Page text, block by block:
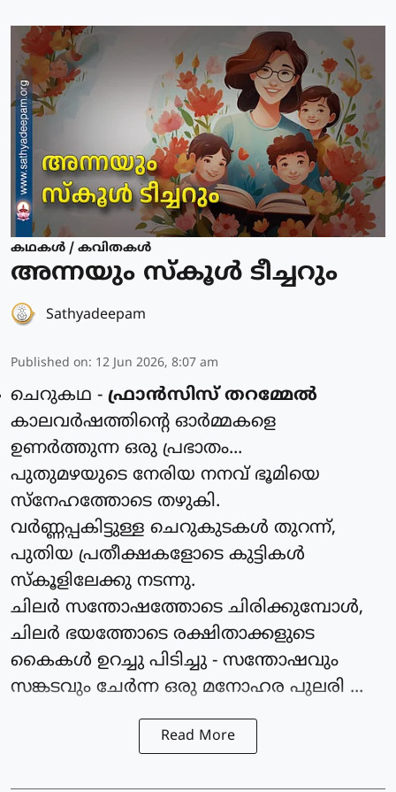
കഥകള്‍ / കവിതകള്‍
അന്നയും സ്കൂൾ ടീച്ചറും
Sathyadeepam
Published on: 12 Jun 2026, 8:07 am
ചെറുകഥ - ഫ്രാൻസിസ് തറമ്മേൽ
കാലവർഷത്തിന്റെ ഓർമ്മകളെ
ഉണർത്തുന്ന ഒരു പ്രഭാതം...
പുതുമഴയുടെ നേരിയ നനവ് ഭൂമിയെ
സ്നേഹത്തോടെ തഴുകി.
വർണ്ണപ്പകിട്ടുള്ള ചെറുകുടകൾ തുറന്ന്,
പുതിയ പ്രതീക്ഷകളോടെ കുട്ടികൾ
സ്കൂളിലേക്കു നടന്നു.
ചിലർ സന്തോഷത്തോടെ ചിരിക്കുമ്പോൾ,
ചിലർ ഭയത്തോടെ രക്ഷിതാക്കളുടെ
കൈകൾ ഉറച്ചു പിടിച്ചു - സന്തോഷവും
സങ്കടവും ചേർന്ന ഒരു മനോഹര പുലരി ...
Read More